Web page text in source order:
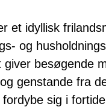
et idyllisk
og
besøgende
genstande fra
sig i